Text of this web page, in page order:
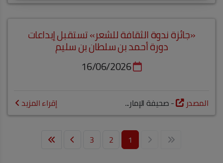
«جائزة ندوة الثقافة للشعر» تستقبل إبداعات
دورة أحمد بن سلطان بن سليم
16/06/2026
المصدر - صحيفة الإمار... إقراء المزيد
1
2
3